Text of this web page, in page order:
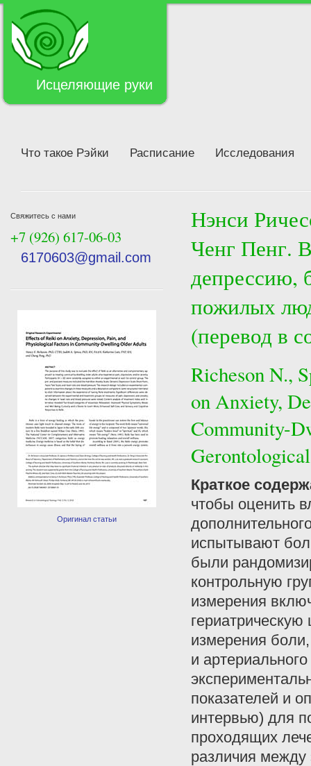
Исцеляющие руки
Что такое Рэйки Расписание Исследования
Свяжитесь с нами
+7 (926) 617-06-03
6170603@gmail.com
Оригинал статьи
Нэнси
Ченг Пенг.
депрессию,
пожилых
(перевод в
Richeson N.,
on Anxiety,
Community-
Краткое
чтобы оценить
испытывают
были
контрольную
измерения
измерения
и
показателей и
интервью) для
проходящих
различия между